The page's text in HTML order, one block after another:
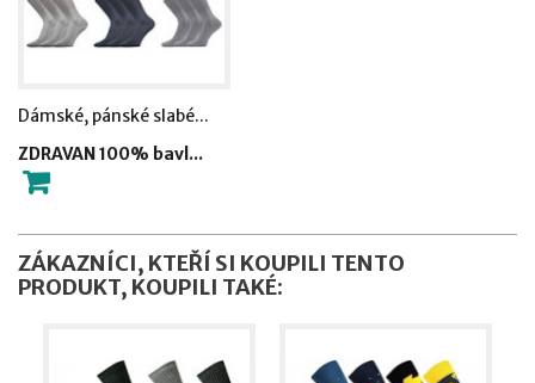
Dámské, pánské slabé...
ZDRAVAN 100% bavl...
ZÁKAZNÍCI, KTEŘÍ SI KOUPILI TENTO
PRODUKT, KOUPILI TAKÉ: